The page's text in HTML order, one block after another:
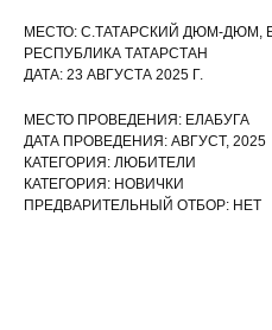
МЕСТО: С.ТАТАРСКИЙ ДЮМ-ДЮМ,
РЕСПУБЛИКА ТАТАРСТАН
ДАТА: 23 АВГУСТА 2025 Г.
МЕСТО ПРОВЕДЕНИЯ: ЕЛАБУГА
ДАТА ПРОВЕДЕНИЯ: АВГУСТ, 2025
КАТЕГОРИЯ: ЛЮБИТЕЛИ
КАТЕГОРИЯ: НОВИЧКИ
ПРЕДВАРИТЕЛЬНЫЙ ОТБОР: НЕТ